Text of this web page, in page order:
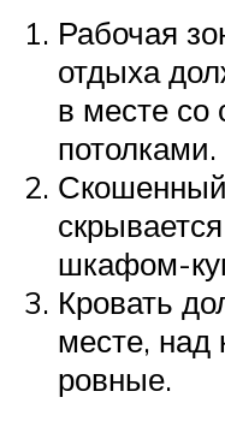
Рабочая
отдыха
в месте
потолками.
Скошенный
шкафом-
Кровать
месте, над
ровные.